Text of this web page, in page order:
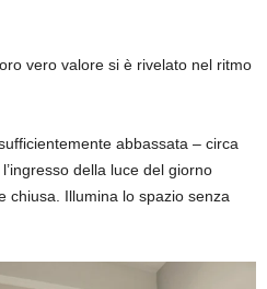
vero valore si è rivelato nel ritmo
abbassata – circa
della luce del giorno
chiusa. Illumina lo spazio senza